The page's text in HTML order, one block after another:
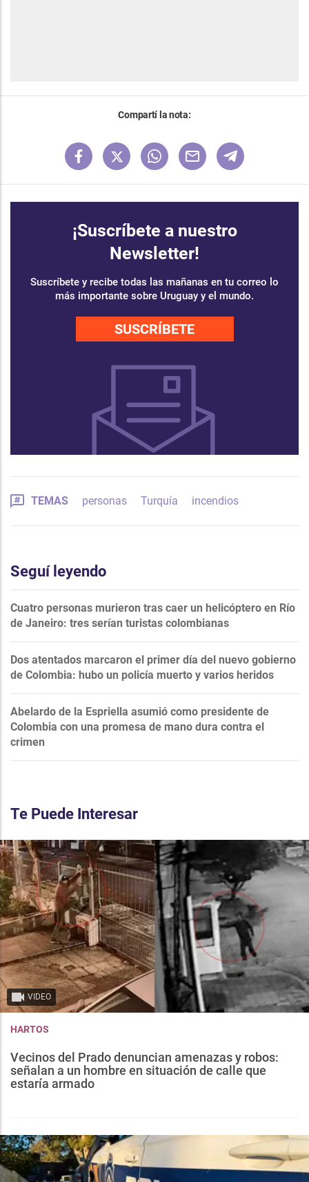
Compartí la nota:
¡Suscríbete a nuestro
Newsletter!
Suscríbete y recibe todas las mañanas en tu correo lo
más importante sobre Uruguay y el mundo.
SUSCRÍBETE
TEMAS personas Turquía incendios
Seguí leyendo
Cuatro personas murieron tras caer un helicóptero en Río
de Janeiro: tres serían turistas colombianas
Dos atentados marcaron el primer día del nuevo gobierno
de Colombia: hubo un policía muerto y varios heridos
Abelardo de la Espriella asumió como presidente de
Colombia con una promesa de mano dura contra el
crimen
Te Puede Interesar
VIDEO
HARTOS
Vecinos del Prado denuncian amenazas y robos:
señalan a un hombre en situación de calle que
estaría armado